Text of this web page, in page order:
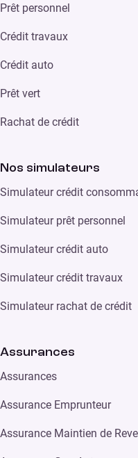
Prêt personnel
Crédit travaux
Crédit auto
Prêt vert
Rachat de crédit
Nos simulateurs
Simulateur crédit
Simulateur prêt personnel
Simulateur crédit auto
Simulateur crédit travaux
Simulateur rachat de crédit
Assurances
Assurances
Assurance Emprunteur
Assurance Maintien de